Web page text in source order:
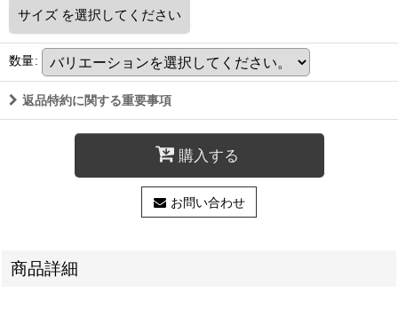
サイズ を選択してください
数量:
返品特約に関する重要事項
購入する
お問い合わせ
商品詳細